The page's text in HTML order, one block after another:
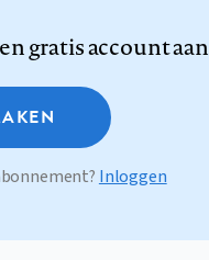
gratis account aan
Inloggen